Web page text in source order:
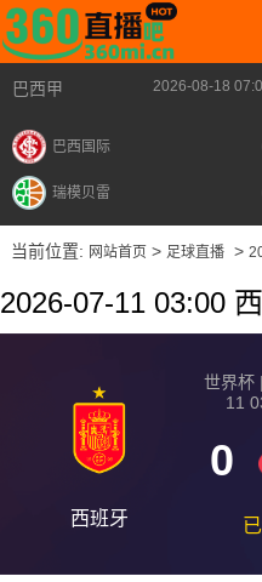
巴西甲 2026-08-18
巴西国际
瑞模贝雷
当前位置: 网站首页> 足球直播>
2026-07-11 03:00
西班牙
世界杯
11
0